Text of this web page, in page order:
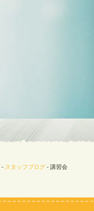
- スタッフブログ- 講習会